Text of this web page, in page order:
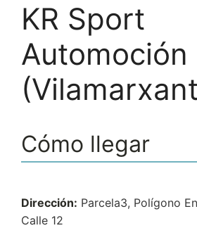
KR Sport
Automoción
Cómo llegar
Dirección: Parcela3, Polígono
Calle 12